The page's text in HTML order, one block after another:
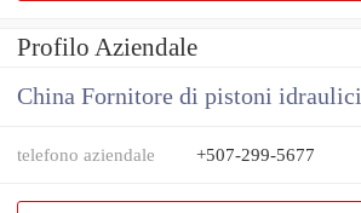
Profilo Aziendale
China Fornitore di pistoni idraulici
telefono aziendale +507-299-5677